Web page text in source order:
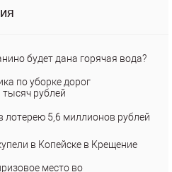
будет дана горячая вода?
по уборке дорог
рублей
лотерею 5,6 миллионов рублей
в Копейске в Крещение
место во